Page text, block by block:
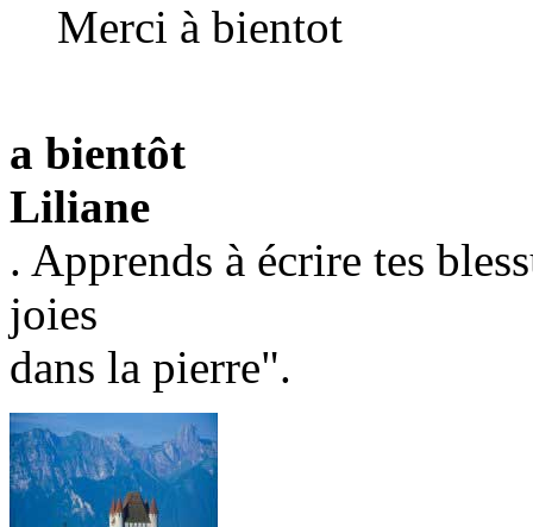
Merci à bientot
a bientôt
Liliane
. Apprends à écrire tes
joies
dans la pierre".